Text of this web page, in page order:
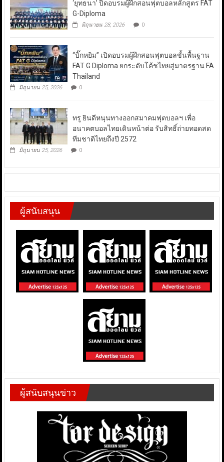
‘ยุทธนา’ ปิดอบรมผู้ฝึกสอนฟุตบอลหลักสูตร FAT
G-Diploma
มิถุนายน 28, 2026 0
“บิ๊กหยิม” เปิดอบรมผู้ฝึกสอนฟุตบอลขั้นพื้นฐาน
FAT G Diploma ยกระดับโค้ชไทยสู่มาตรฐาน FA
Thailand
มิถุนายน 25, 2026 0
ทรู ยินดีหนุนทางออกสมาคมฟุตบอลฯ เพื่อ
อนาคตบอลไทยเดินหน้าต่อ รับสิทธิ์ถ่ายทอดสด
ทีมชาติไทยถึงปี 2572
มิถุนายน 25, 2026 0
ผู้สนับสนุน
ผู้สนับสนุนข่าว